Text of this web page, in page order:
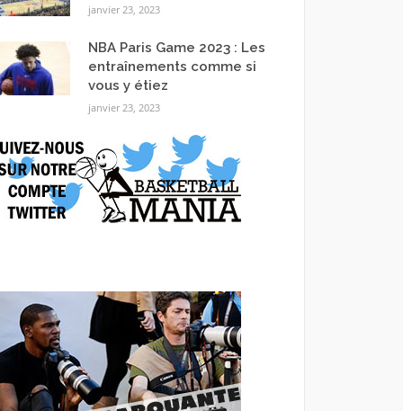
janvier 23, 2023
NBA Paris Game 2023 : Les
entraînements comme si
vous y étiez
janvier 23, 2023